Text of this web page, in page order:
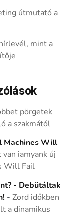
útmutató a
mint a
pörgetek
a szakmától
Machines Will
van iamyank új
Will Fail
- Debütáltak
-Zord időkben
a dinamikus